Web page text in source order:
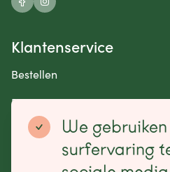
Klantenservice
Bestellen
Retourneren en garantie
Betaalmogelijkheden
We
surfervaring